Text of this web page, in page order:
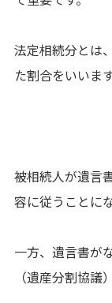
法定相続分とは
た割合をいいます
被相続人が遺言
容に従うことに
一方、遺言書が
（遺産分割協議